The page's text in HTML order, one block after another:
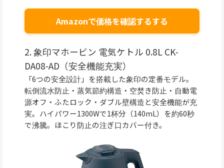
Amazonで価格を確認するする
2. 象印マホービン 電気ケトル 0.8L CK-
DA08-AD（安全機能充実）
「6つの安全設計」を搭載した象印の定番モデル。
転倒流水防止・蒸気節約構造・空焚き防止・自動電
源オフ・ふたロック・ダブル壁構造と安全機能が充
実。ハイパワー1300Wで1杯分（140mL）を約60秒
で沸騰。ほこり防止の注ぎ口カバー付き。